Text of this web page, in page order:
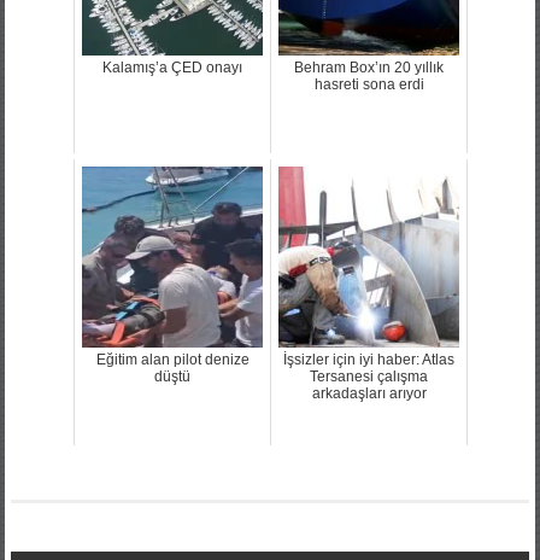
Kalamış’a ÇED onayı
Behram Box’ın 20 yıllık
hasreti sona erdi
Eğitim alan pilot denize
düştü
İşsizler için iyi haber: Atlas
Tersanesi çalışma
arkadaşları arıyor